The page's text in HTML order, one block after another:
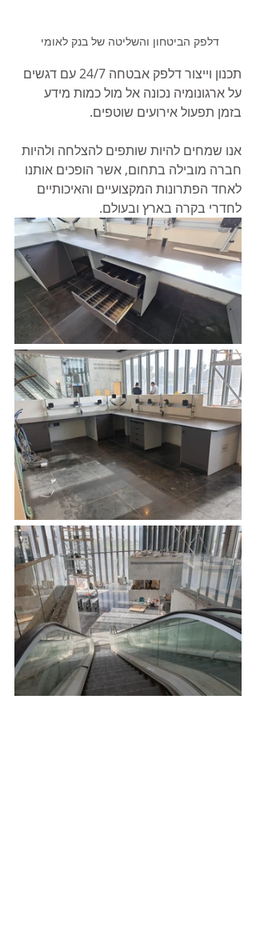
דלפק הביטחון והשליטה של בנק לאומי
תכנון וייצור דלפק אבטחה 24/7 עם דגשים
על ארגונומיה נכונה אל מול כמות מידע
בזמן תפעול אירועים שוטפים.
אנו שמחים להיות שותפים להצלחה ולהיות
חברה מובילה בתחום, אשר הופכים אותנו
לאחד הפתרונות המקצועיים והאיכותיים
לחדרי בקרה בארץ ובעולם.